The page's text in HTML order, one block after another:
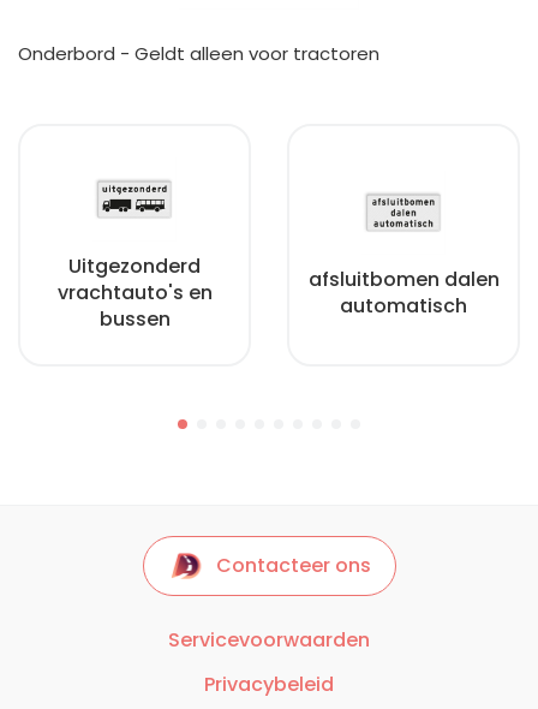
Onderbord - Geldt alleen voor tractoren
Uitgezonderd
vrachtauto's en
bussen
afsluitbomen dalen
automatisch
Contacteer ons
Servicevoorwaarden
Privacybeleid